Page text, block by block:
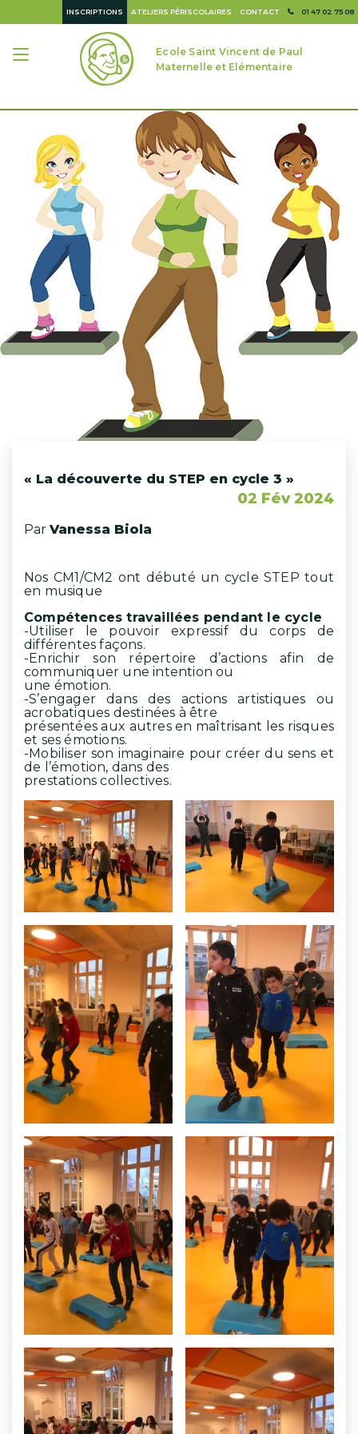
01 47 02 75 08
CONTACT
ATELIERS PÉRISCOLAIRES
INSCRIPTIONS
Ecole Saint Vincent de Paul
Maternelle et Elémentaire
« La découverte du STEP en cycle 3 »
02 Fév 2024
Par Vanessa Biola
Nos CM1/CM2 ont débuté un cycle STEP tout
en musique
Compétences travaillées pendant le cycle
-Utiliser le pouvoir expressif du corps de
différentes façons.
-Enrichir son répertoire d’actions afin de
communiquer une intention ou
une émotion.
-S’engager dans des actions artistiques ou
acrobatiques destinées à être
présentées aux autres en maîtrisant les risques
et ses émotions.
-Mobiliser son imaginaire pour créer du sens et
de l’émotion, dans des
prestations collectives.